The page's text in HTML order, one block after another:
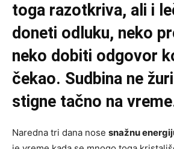
toga razotkriva, ali i
doneti odluku, neko
neko dobiti odgovor
čekao. Sudbina ne
stigne tačno na
Naredna tri dana nose snažnu